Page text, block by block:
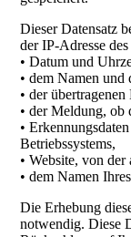
Dieser Datensatz
der IP-Adresse
• Datum und
• dem Namen
• der übertragenen
• der Meldung,
•
Betriebssystems,
• Website, von
• dem Namen
Die Erhebung
notwendig. Diese